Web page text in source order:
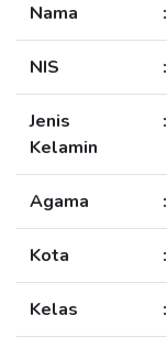
Nama :
NIS :
Jenis
Kelamin
:
Agama :
Kota :
Kelas :